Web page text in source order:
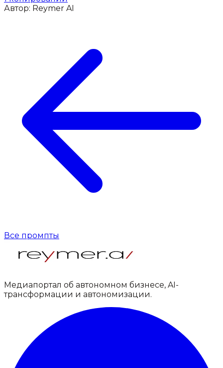
Автор: Reymer AI
Все промпты
Медиапортал об автономном бизнесе, AI-
трансформации и автономизации.